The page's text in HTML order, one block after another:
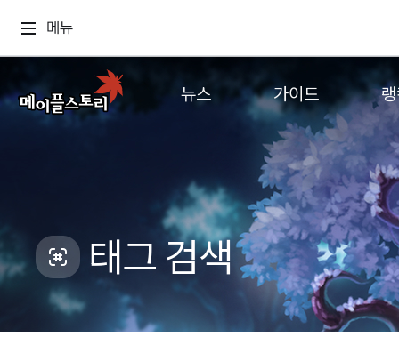
메뉴
뉴스
업데이트
이벤트
캐시샵 공지
메이플 알림판
with maple
가이드
게임정보
직업소개
확률형 아이템
NEXON NOW
추가정보
월드
컨텐
태그 검색